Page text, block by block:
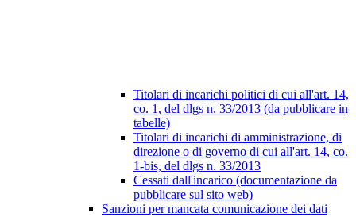
Titolari di incarichi politici di cui all'art. 14,
co. 1, del dlgs n. 33/2013 (da pubblicare in
tabelle)
Titolari di incarichi di amministrazione, di
direzione o di governo di cui all'art. 14, co.
1-bis, del dlgs n. 33/2013
Cessati dall'incarico (documentazione da
pubblicare sul sito web)
Sanzioni per mancata comunicazione dei dati